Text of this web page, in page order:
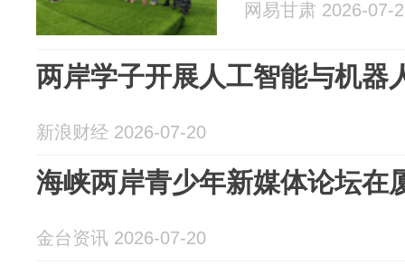
网易甘肃 2026-07-
两岸学子开展人工智能与机器
新浪财经 2026-07-20
海峡两岸青少年新媒体论坛在
金台资讯 2026-07-20